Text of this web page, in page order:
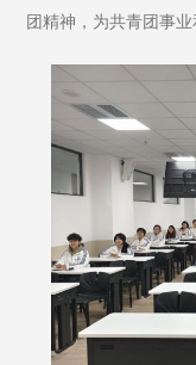
团精神，为共青团事